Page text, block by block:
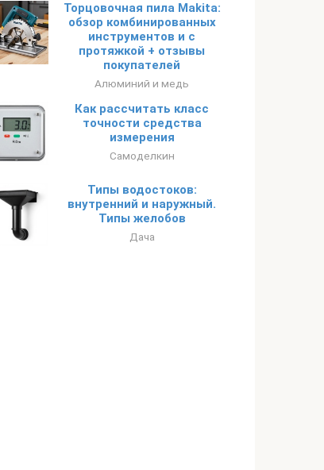
Торцовочная пила Makita:
обзор комбинированных
инструментов и с
протяжкой + отзывы
покупателей
Алюминий и медь
Как рассчитать класс
точности средства
измерения
Самоделкин
Типы водостоков:
внутренний и наружный.
Типы желобов
Дача